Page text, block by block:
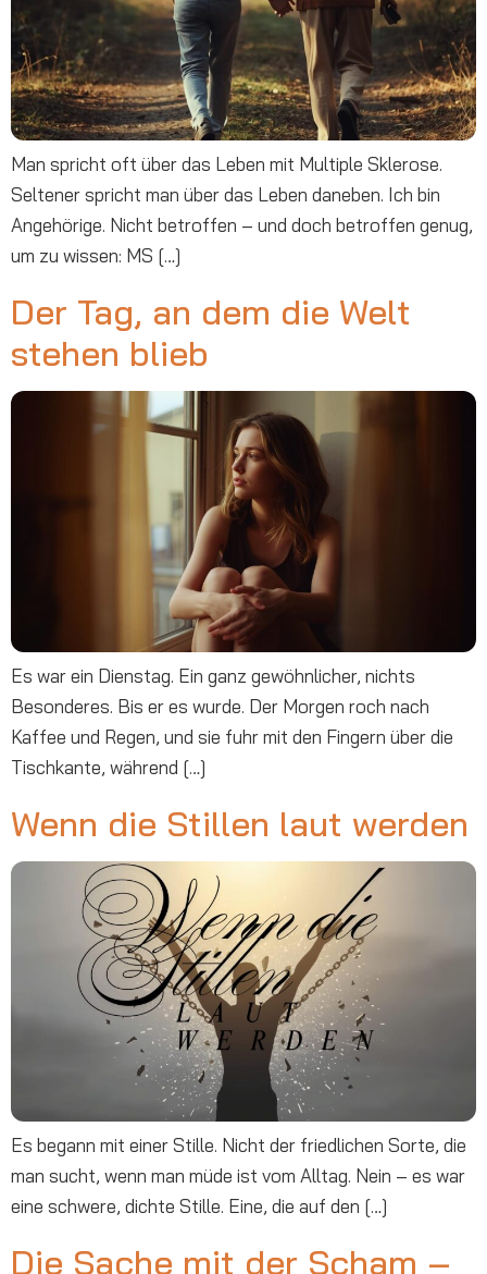
Man spricht oft über das Leben mit Multiple Sklerose.
Seltener spricht man über das Leben daneben. Ich bin
Angehörige. Nicht betroffen – und doch betroffen genug,
um zu wissen: MS […]
Der Tag, an dem die Welt
stehen blieb
Es war ein Dienstag. Ein ganz gewöhnlicher, nichts
Besonderes. Bis er es wurde. Der Morgen roch nach
Kaffee und Regen, und sie fuhr mit den Fingern über die
Tischkante, während […]
Wenn die Stillen laut werden
Es begann mit einer Stille. Nicht der friedlichen Sorte, die
man sucht, wenn man müde ist vom Alltag. Nein – es war
eine schwere, dichte Stille. Eine, die auf den […]
Die Sache mit der Scham –